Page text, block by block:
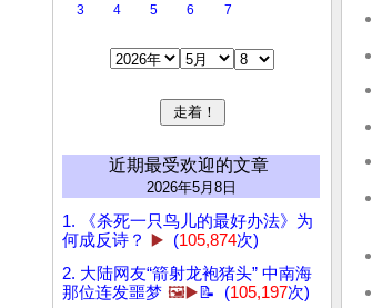
3
4 5 6 7
近期最受欢迎的文章
2026年5月8日
1. 《杀死一只鸟儿的最好办法》为
何成反诗？
▶️ (105,874次)
2. 大陆网友“箭射龙袍猪头” 中南海
那位连发噩梦 🖼️▶️📝 (105,197次)